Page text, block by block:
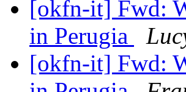
[okfn-it] Fwd:
in Perugia
[okfn-it] Fwd: